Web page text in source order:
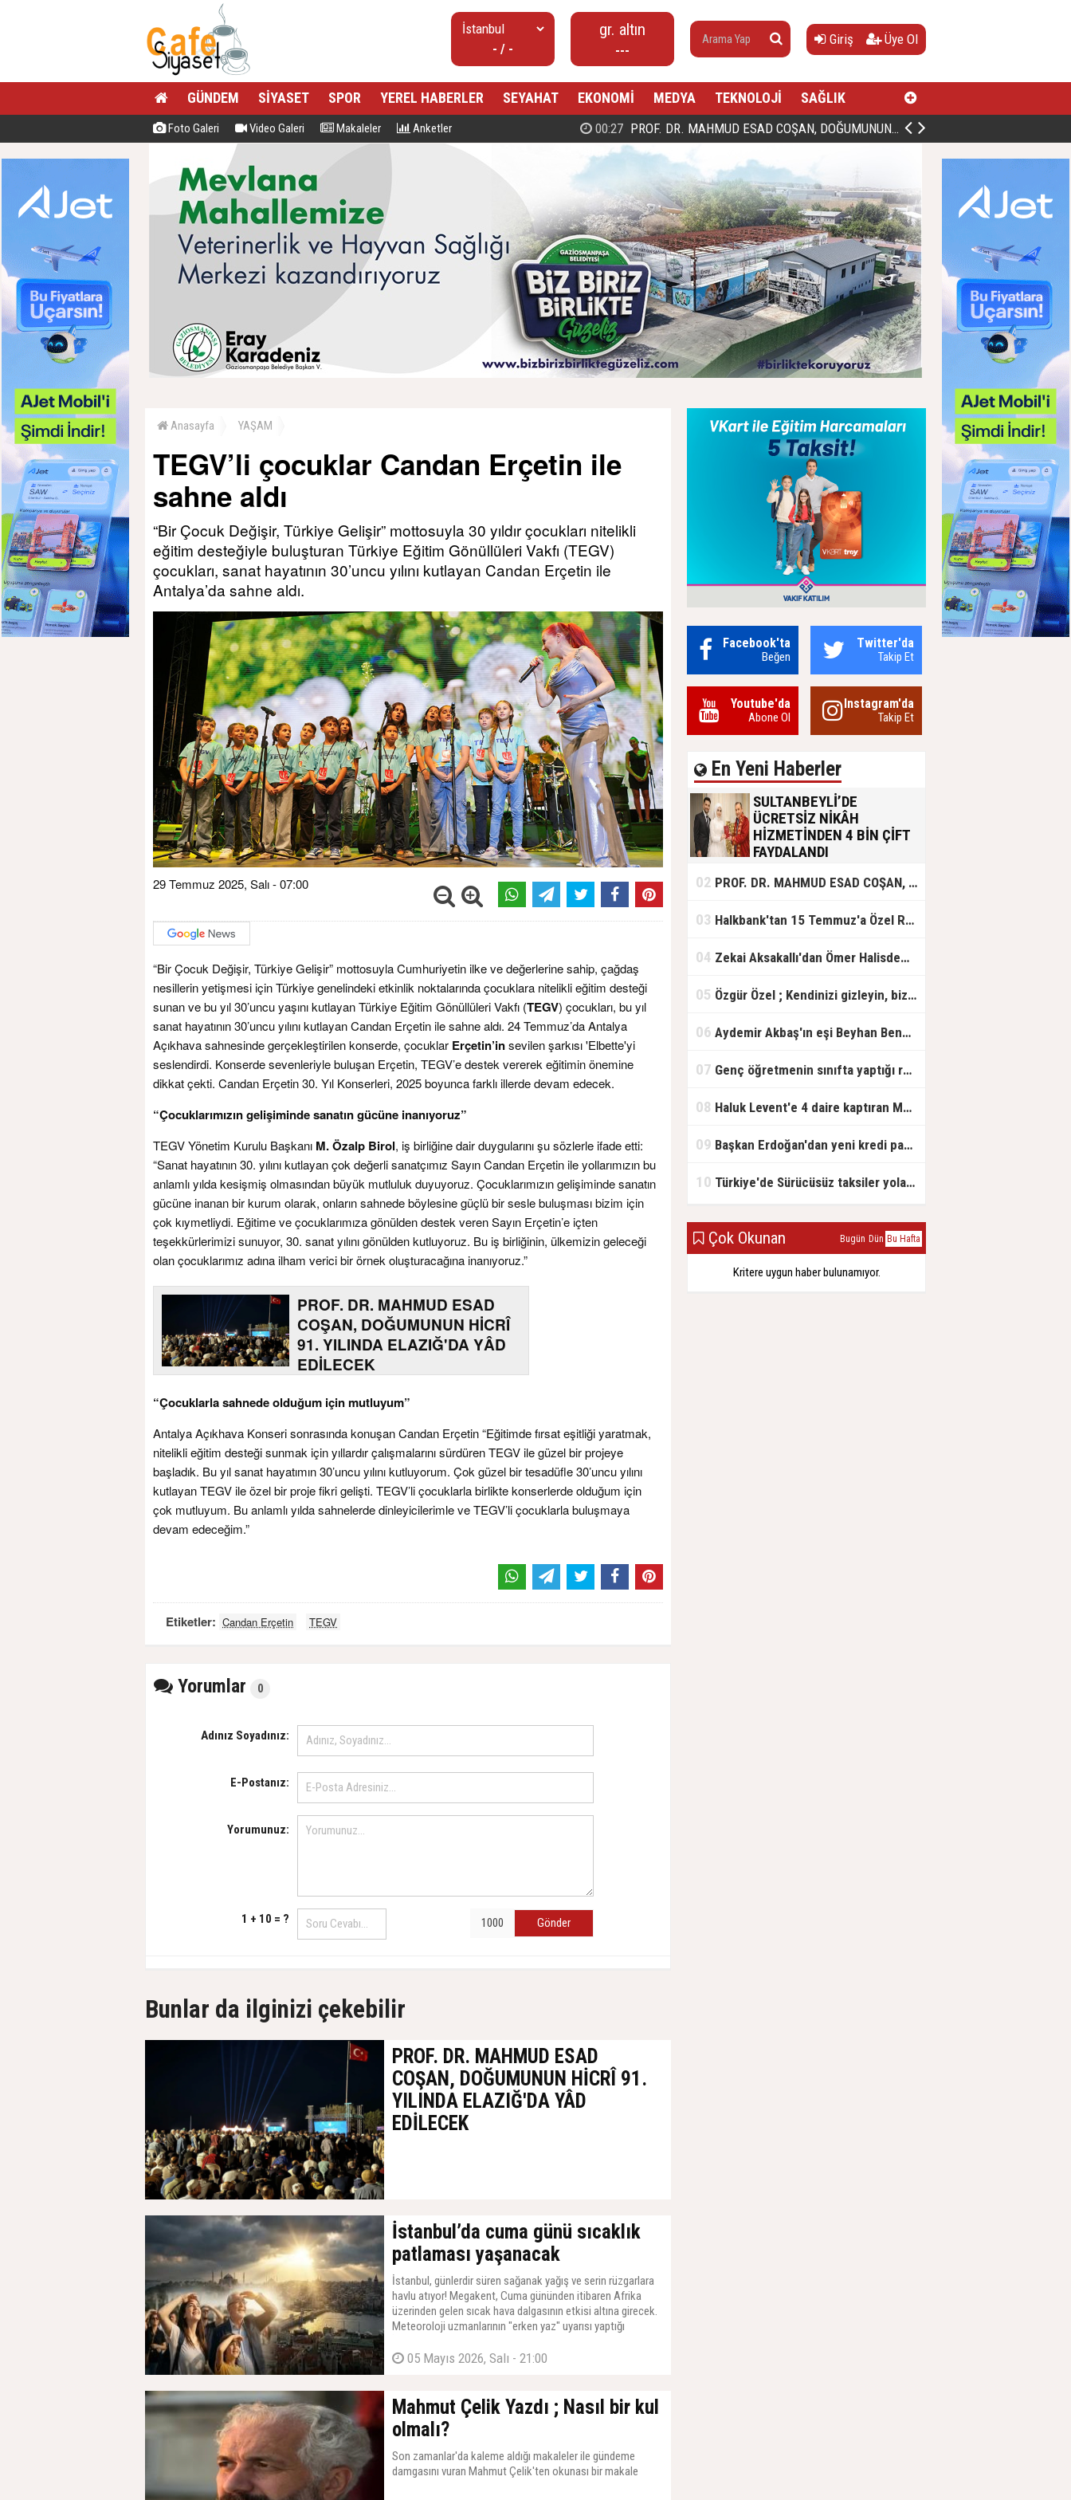
- / -
gr. altın
---
Giriş Üye Ol
GÜNDEM SİYASET SPOR YEREL HABERLER SEYAHAT EKONOMİ MEDYA TEKNOLOJİ SAĞLIK
Foto Galeri Video Galeri Makaleler Anketler 00:27 PROF. DR. MAHMUD ESAD COŞAN, DOĞUMUNUN HİCRÎ 91. YILINDA ELAZIĞ'DA YÂD EDİLECEK
Anasayfa YAŞAM
TEGV’li çocuklar Candan Erçetin ile
sahne aldı
“Bir Çocuk Değişir, Türkiye Gelişir” mottosuyla 30 yıldır çocukları nitelikli
eğitim desteğiyle buluşturan Türkiye Eğitim Gönüllüleri Vakfı (TEGV)
çocukları, sanat hayatının 30’uncu yılını kutlayan Candan Erçetin ile
Antalya’da sahne aldı.
29 Temmuz 2025, Salı - 07:00
“Bir Çocuk Değişir, Türkiye Gelişir” mottosuyla Cumhuriyetin ilke ve değerlerine sahip, çağdaş
nesillerin yetişmesi için Türkiye genelindeki etkinlik noktalarında çocuklara nitelikli eğitim desteği
sunan ve bu yıl 30’uncu yaşını kutlayan Türkiye Eğitim Gönüllüleri Vakfı (TEGV) çocukları, bu yıl
sanat hayatının 30’uncu yılını kutlayan Candan Erçetin ile sahne aldı. 24 Temmuz’da Antalya
Açıkhava sahnesinde gerçekleştirilen konserde, çocuklar Erçetin’insevilen şarkısı 'Elbette'yi
seslendirdi. Konserde sevenleriyle buluşan Erçetin, TEGV’e destek vererek eğitimin önemine
dikkat çekti. Candan Erçetin 30. Yıl Konserleri, 2025 boyunca farklı illerde devam edecek.
“Çocuklarımızın gelişiminde sanatın gücüne inanıyoruz”
TEGV Yönetim Kurulu Başkanı M. Özalp Birol, iş birliğine dair duygularını şu sözlerle ifade etti:
“Sanat hayatının 30. yılını kutlayan çok değerli sanatçımız Sayın Candan Erçetin ile yollarımızın bu
anlamlı yılda kesişmiş olmasından büyük mutluluk duyuyoruz. Çocuklarımızın gelişiminde sanatın
gücüne inanan bir kurum olarak, onların sahnede böylesine güçlü bir sesle buluşması bizim için
çok kıymetliydi. Eğitime ve çocuklarımıza gönülden destek veren Sayın Erçetin’e içten
teşekkürlerimizi sunuyor, 30. sanat yılını gönülden kutluyoruz. Bu iş birliğinin, ülkemizin geleceği
olan çocuklarımız adına ilham verici bir örnek oluşturacağına inanıyoruz.”
PROF. DR. MAHMUD ESAD
COŞAN, DOĞUMUNUN HİCRÎ
91. YILINDA ELAZIĞ'DA YÂD
EDİLECEK
“Çocuklarla sahnede olduğum için mutluyum”
Antalya Açıkhava Konseri sonrasında konuşan Candan Erçetin “Eğitimde fırsat eşitliği yaratmak,
nitelikli eğitim desteği sunmak için yıllardır çalışmalarını sürdüren TEGV ile güzel bir projeye
başladık. Bu yıl sanat hayatımın 30’uncu yılını kutluyorum. Çok güzel bir tesadüfle 30’uncu yılını
kutlayan TEGV ile özel bir proje fikri gelişti. TEGV’li çocuklarla birlikte konserlerde olduğum için
çok mutluyum. Bu anlamlı yılda sahnelerde dinleyicilerimle ve TEGV’li çocuklarla buluşmaya
devam edeceğim.”
Etiketler: Candan Erçetin TEGV
Yorumlar 0
Adınız Soyadınız:
E-Postanız:
Yorumunuz:
1 + 10 = ? Gönder
Bunlar da ilginizi çekebilir
PROF. DR. MAHMUD ESAD
COŞAN, DOĞUMUNUN HİCRÎ 91.
YILINDA ELAZIĞ'DA YÂD
EDİLECEK
27 Temmuz 2026, Pazartesi - 00:27
İstanbul’da cuma günü sıcaklık
patlaması yaşanacak
İstanbul, günlerdir süren sağanak yağış ve serin rüzgarlara
havlu atıyor! Megakent, Cuma gününden itibaren Afrika
üzerinden gelen sıcak hava dalgasının etkisi altına girecek.
Meteoroloji uzmanlarının "erken yaz" uyarısı yaptığı
bekleniyor.
05 Mayıs 2026, Salı - 21:00
Mahmut Çelik Yazdı ; Nasıl bir kul
olmalı?
Son zamanlar'da kaleme aldığı makaleler ile gündeme
damgasını vuran Mahmut Çelik'ten okunası bir makale
Facebook'ta
Beğen
Twitter'da
Takip Et
Youtube'da
Abone Ol
Instagram'da
Takip Et
En Yeni Haberler
SULTANBEYLİ’DE
ÜCRETSİZ NİKÂH
HİZMETİNDEN 4 BİN ÇİFT
FAYDALANDI
olan gençlere destek amacıyla
başlattığı ücretsiz nikâh hizmetini
başlattıklarını belirten Sultanbeyli
ücretsiz hizmet vermenin
02 PROF. DR. MAHMUD ESAD COŞAN, DOĞUMUNUN HİCRÎ 91. YILINDA ELAZIĞ'DA YÂD EDİLECEK
03 Halkbank'tan 15 Temmuz'a Özel Reklam Filmi: "İrade Bizim, Zafer Bizim"
04 Zekai Aksakallı'dan Ömer Halisdemir'e 'vefa' ziyareti!
05 Özgür Özel ; Kendinizi gizleyin, bizden işaret bekleyin
06 Aydemir Akbaş'ın eşi Beyhan Benek Akbaş hayatını kaybetti
07 Genç öğretmenin sınıfta yaptığı rezil paylaşım
08 Haluk Levent'e 4 daire kaptıran Müteahhit soluğu savcılıkta aldı
09 Başkan Erdoğan'dan yeni kredi paketi müjdesi: 6 ay geri ödemesiz, 36 ay vadeli
10 Türkiye'de Sürücüsüz taksiler yola çıkmaya hazırlanıyor
Çok Okunan Bugün Dün Bu Hafta
Kritere uygun haber bulunamıyor.